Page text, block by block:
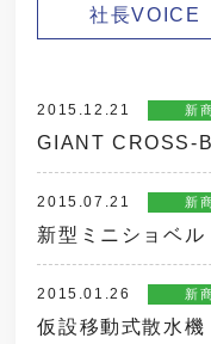
社長VOICE
2015.12.21 新
GIANT CROSS-
2015.07.21 新
新型ミニショベ
2015.01.26 新
仮設移動式散水